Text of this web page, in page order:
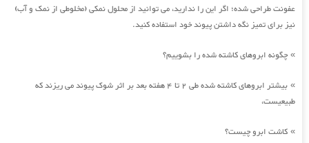
عفونت طراحی شده؛ اگر این را ندارید، می توانید از محلول نمکی (مخلوطی از نمک و آب)
نیز برای تمیز نگه داشتن پیوند خود استفاده کنید.
» چگونه ابروهای کاشته شده را بشوییم؟
»
بیشتر ابروهای کاشته شده طی 2 تا 4 هفته بعد بر اثر شوک پیوند می ریزند که
طبیعیست،
» کاشت ابرو چیست؟